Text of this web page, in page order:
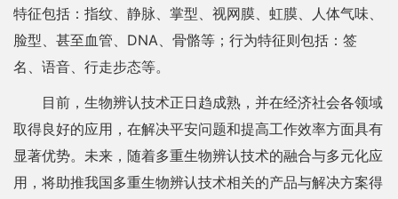
特征包括：指纹、静脉、掌型、视网膜、虹膜、人体气味、
脸型、甚至血管、DNA、骨骼等；行为特征则包括：签
名、语音、行走步态等。
目前，生物辨认技术正日趋成熟，并在经济社会各领域
取得良好的应用，在解决平安问题和提高工作效率方面具有
显著优势。未来，随着多重生物辨认技术的融合与多元化应
用，将助推我国多重生物辨认技术相关的产品与解决方案得